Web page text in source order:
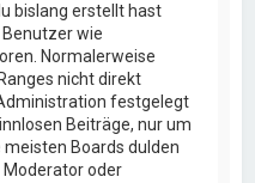
bislang erstellt hast
wie
Normalerweise
nicht direkt
festgelegt
Beiträge, nur um
Boards dulden
Moderator oder